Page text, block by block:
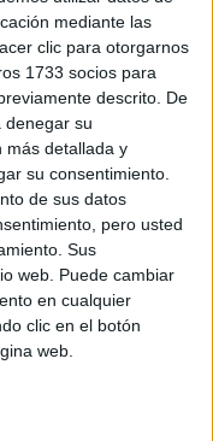
mediante las
clic para otorgarnos
1733 socios para
descrito. De
denegar su
más detallada y
su consentimiento.
de sus datos
pero usted
Sus
web. Puede cambiar
en cualquier
clic en el botón
web.